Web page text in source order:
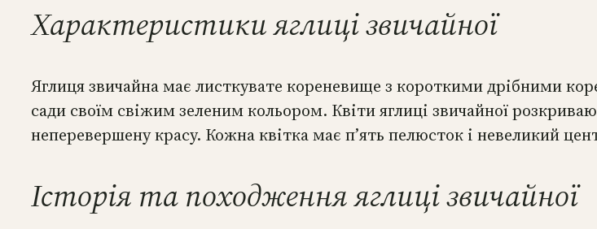
Характеристики яглиці звичайної
Яглиця звичайна має листкувате кореневище з короткими дрібними
сади своїм свіжим зеленим кольором. Квіти яглиці звичайної
неперевершену красу. Кожна квітка має п’ять пелюсток і невеликий
Історія та походження яглиці звичайної